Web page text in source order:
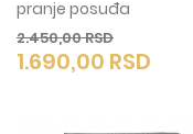
pranje posuđa
2.450,00RSD
1.690,00 RSD